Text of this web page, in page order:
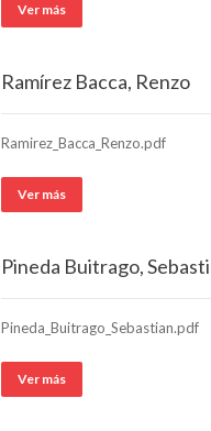
Ver más
Ramírez Bacca, Renzo
Ramirez_Bacca_Renzo.pdf
Ver más
Pineda Buitrago,
Pineda_Buitrago_Sebastian.pdf
Ver más